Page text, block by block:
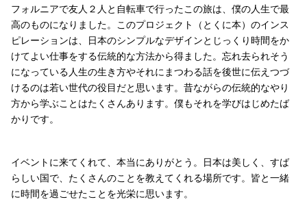
フォルニアで友人２人と自転車で行ったこの旅は、僕の人生で最
高のものになりました。このプロジェクト（とくに本）のインス
ピレーションは、日本のシンプルなデザインとじっくり時間をか
けてよい仕事をする伝統的な方法から得ました。忘れ去られそう
になっている人生の生き方やそれにまつわる話を後世に伝えつづ
けるのは若い世代の役目だと思います。昔ながらの伝統的なやり
方から学ぶことはたくさんあります。僕もそれを学びはじめたば
かりです。
イベントに来てくれて、本当にありがとう。日本は美しく、すば
らしい国で、たくさんのことを教えてくれる場所です。皆と一緒
に時間を過ごせたことを光栄に思います。